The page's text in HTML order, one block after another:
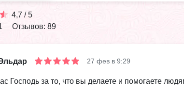
4,7 / 5
Отзывов: 89
27 фев в 9:29
Господь за то, что вы делаете и помогаете